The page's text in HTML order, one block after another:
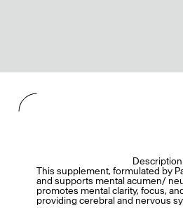
Description
This supplement, formulated by
and supports mental acumen/
promotes mental clarity, focus,
providing cerebral and nervous